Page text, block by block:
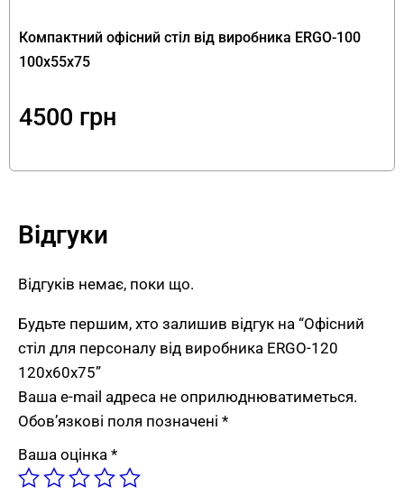
Функціональність— письмовий стіл 120
см на металевому каркасі забезпечує
роботи з документами та технікою.
Надійність
Стиль лофт
у будь-який сучасний інтер’єр.
Якщо потрібен компактніший стіл — зверніть
увагу написьмовий стіл ERGO-100, а для
більшого робочого простору — на інші моделі
офісних столів від виробника.
персоналу на замовлення: стандартні розміри
— від 5 робочих днів, нестандартні — від 10 днів.
Компактний офісний стіл від виробника ERGO-100
100х55х75
4500 грн
Відгуки
Відгуків немає, поки що.
Будьте першим, хто залишив відгук на “Офісний
стіл для персоналу від виробника ERGO-120
120х60х75”
Ваша e-mail адреса не оприлюднюватиметься.
Обов’язкові поля позначені *
Ваша оцінка *